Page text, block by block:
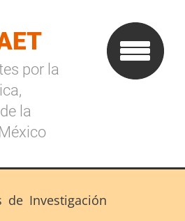
por la
la
de Investigación